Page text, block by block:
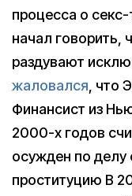
процесса о
начал говорить,
раздувают
жаловался , что
Финансист из
2000-х годов
осужден по делу
проституцию В